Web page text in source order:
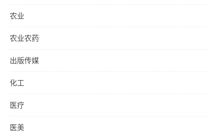
农业
农业农药
出版传媒
化工
医疗
医美